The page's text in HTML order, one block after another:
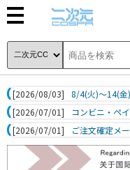
[2026/08/03]
8/4(火)～14(
[2026/07/01]
コンビニ・ペ
[2026/07/01]
ご注文確定メ